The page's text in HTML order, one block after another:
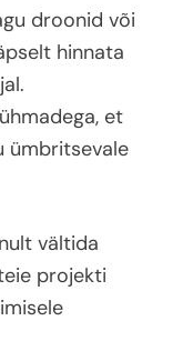
droonid või
hinnata
et
ümbritsevale
vältida
projekti